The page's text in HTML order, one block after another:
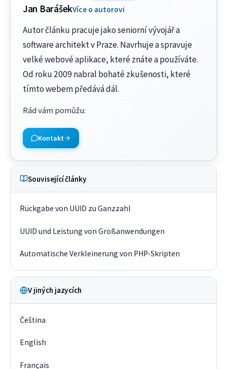
Jan BarášekVíce o autorovi
Autor článku pracuje jako seniorní vývojář a
software architekt v Praze. Navrhuje a spravuje
velké webové aplikace, které znáte a používáte.
Od roku 2009 nabral bohaté zkušenosti, které
tímto webem předává dál.
Rád vám pomůžu:
Kontakt
Související články
Rückgabe von UUID zu Ganzzahl
UUID und Leistung von Großanwendungen
Automatische Verkleinerung von PHP-Skripten
V jiných jazycích
Čeština
English
Français